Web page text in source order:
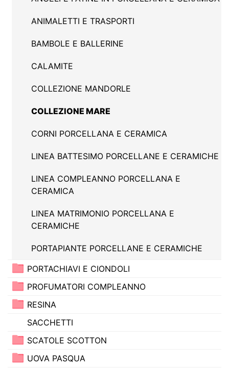
ANIMALETTI E TRASPORTI
BAMBOLE E BALLERINE
CALAMITE
COLLEZIONE MANDORLE
COLLEZIONE MARE
CORNI PORCELLANA E CERAMICA
LINEA BATTESIMO PORCELLANE E CERAMICHE
LINEA COMPLEANNO PORCELLANA E
CERAMICA
LINEA MATRIMONIO PORCELLANA E
CERAMICHE
PORTAPIANTE PORCELLANE E CERAMICHE
PORTACHIAVI E CIONDOLI
PROFUMATORI COMPLEANNO
RESINA
SACCHETTI
SCATOLE SCOTTON
UOVA PASQUA